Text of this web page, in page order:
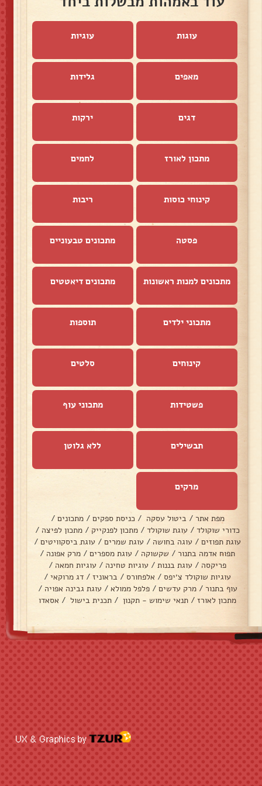
עוגות עוגיות
מאפים גלידות
דגים ירקות
מתכון לאורז לחמים
קינוחי כוסות ריבות
פסטה מתכונים טבעוניים
מתכונים למנות ראשונות מתכונים דיאטטים
מתכוני ילדים תוספות
קינוחים סלטים
פשטידות מתכוני עוף
תבשילים ללא גלוטן
מרקים
מפת אתר / ביטול עסקה / כניסת ספקים / מתכונים /
כדורי שוקולד / עוגת שוקולד / מתכון לפנקייק / מתכון לפיצה /
עוגת תפוזים / עוגה בחושה / עוגת שמרים / עוגת ביסקוויטים /
תפוח אדמה בתנור / שקשוקה / עוגת מספרים / מרק אפונה /
פריקסה / עוגת בננות / עוגיות טחינה / עוגיות חמאה /
עוגיות שוקולד צ׳יפס / אלפחורס / בראוניז / דג מרוקאי /
עוף בתנור / מרק עדשים / פלפל ממולא / עוגת גבינה אפויה /
מתכון לאורז / תנאי שימוש - תקנון / תכנית בישול / אסאדו